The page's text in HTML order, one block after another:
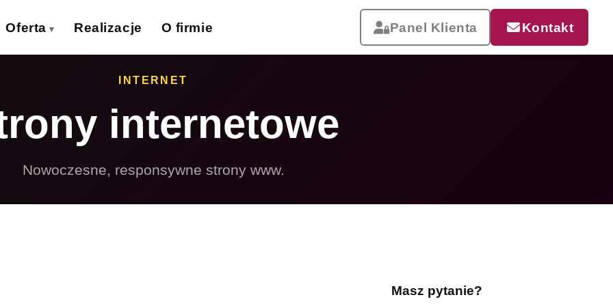
Oferta
› Ulotki
› Banery wielkoformat.
Siatki wielkoformat.
› Teczki firmowe
Zobacz całą ofertę
Realizacje O firmie Panel Klienta Kontakt
INTERNET
internetowe
Nowoczesne, responsywne strony www.
Masz pytanie?